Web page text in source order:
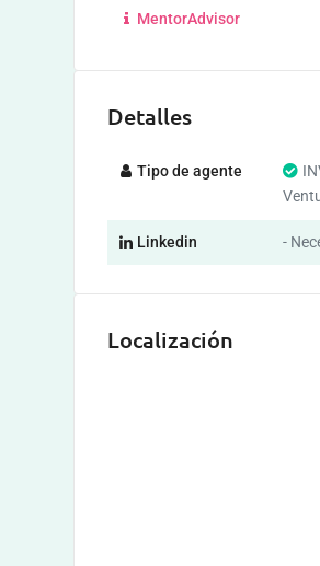
MentorAdvisor
Detalles
Tipo de agente
Linkedin -
Localización